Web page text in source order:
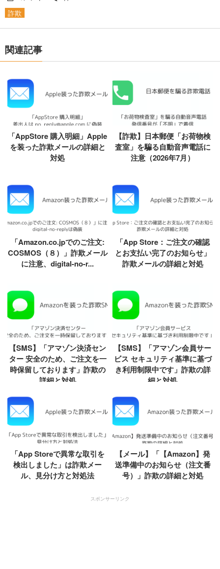
詐欺
関連記事
「AppStore 購入明細」Apple
を装った詐欺メールの詳細と
対処
【詐欺】日本郵便「お荷物検
査室」を騙る自動音声電話に
注意（2026年7月）
「Amazon.co.jpでのご注文:
COSMOS（８）」詐欺メール
に注意、digital-no-r...
「App Store：ご注文の確認
とお支払い完了のお知らせ」
詐欺メールの詳細と対処
【SMS】「アマゾン決済セン
ター 安全のため、ご注文を一
時保留しております」詐欺の
詳細と対処
【SMS】「アマゾン会員サー
ビス セキュリティ基準に基づ
き利用制限中です」詐欺の詳
細と対処
「App Storeで異常な取引を
検出しました」は詐欺メー
ル、見分け方と対処法
【メール】「【Amazon】発
送準備中のお知らせ（注文番
号）」詐欺の詳細と対処
スポンサーリンク